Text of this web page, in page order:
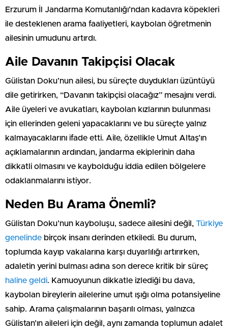
Erzurum İl Jandarma Komutanlığı’ndan kadavra köpekleri
ile desteklenen arama faaliyetleri, kaybolan öğretmenin
ailesinin umudunu artırdı.
Aile Davanın Takipçisi Olacak
Gülistan Doku’nun ailesi, bu süreçte duydukları üzüntüyü
dile getirirken, “Davanın takipçisi olacağız” mesajını verdi.
Aile üyeleri ve avukatları, kaybolan kızlarının bulunması
için ellerinden geleni yapacaklarını ve bu süreçte yalnız
kalmayacaklarını ifade etti. Aile, özellikle Umut Altaş’ın
açıklamalarının ardından, jandarma ekiplerinin daha
dikkatli olmasını ve kaybolduğu iddia edilen bölgelere
odaklanmalarını istiyor.
Neden Bu Arama Önemli?
Gülistan Doku’nun kayboluşu, sadece ailesini değil, Türkiye
genelinde birçok insanı derinden etkiledi. Bu durum,
toplumda kayıp vakalarına karşı duyarlılığı artırırken,
adaletin yerini bulması adına son derece kritik bir süreç
haline geldi. Kamuoyunun dikkatle izlediği bu dava,
kaybolan bireylerin ailelerine umut ışığı olma potansiyeline
sahip. Arama çalışmalarının başarılı olması, yalnızca
Gülistan’ın aileleri için değil, aynı zamanda toplumun adalet